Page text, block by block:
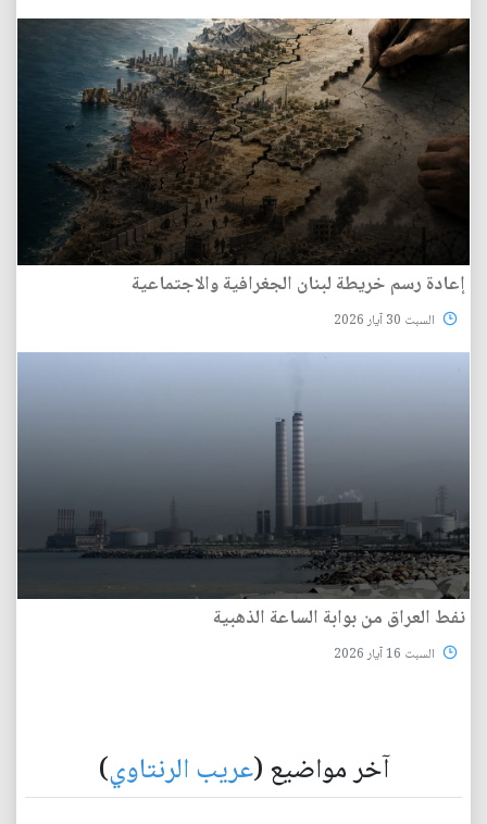
إعادة رسم خريطة لبنان الجغرافية والاجتماعية
السبت 30 آيار 2026
نفط العراق من بوابة الساعة الذهبية
السبت 16 آيار 2026
آخر مواضيع (عريب الرنتاوي)